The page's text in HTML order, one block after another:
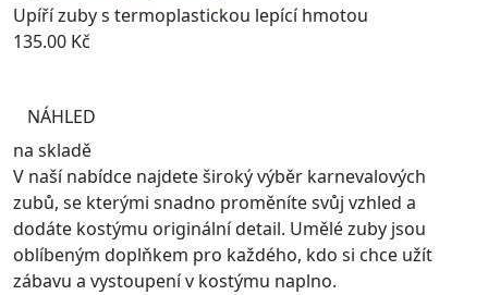
Upíří zuby s termoplastickou lepící hmotou
135.00 Kč
NÁHLED
na skladě
V naší nabídce najdete široký výběr karnevalových
zubů, se kterými snadno proměníte svůj vzhled a
dodáte kostýmu originální detail. Umělé zuby jsou
oblíbeným doplňkem pro každého, kdo si chce užít
zábavu a vystoupení v kostýmu naplno.